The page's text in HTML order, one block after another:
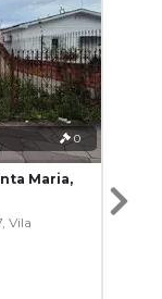
0
Maria,
Vila